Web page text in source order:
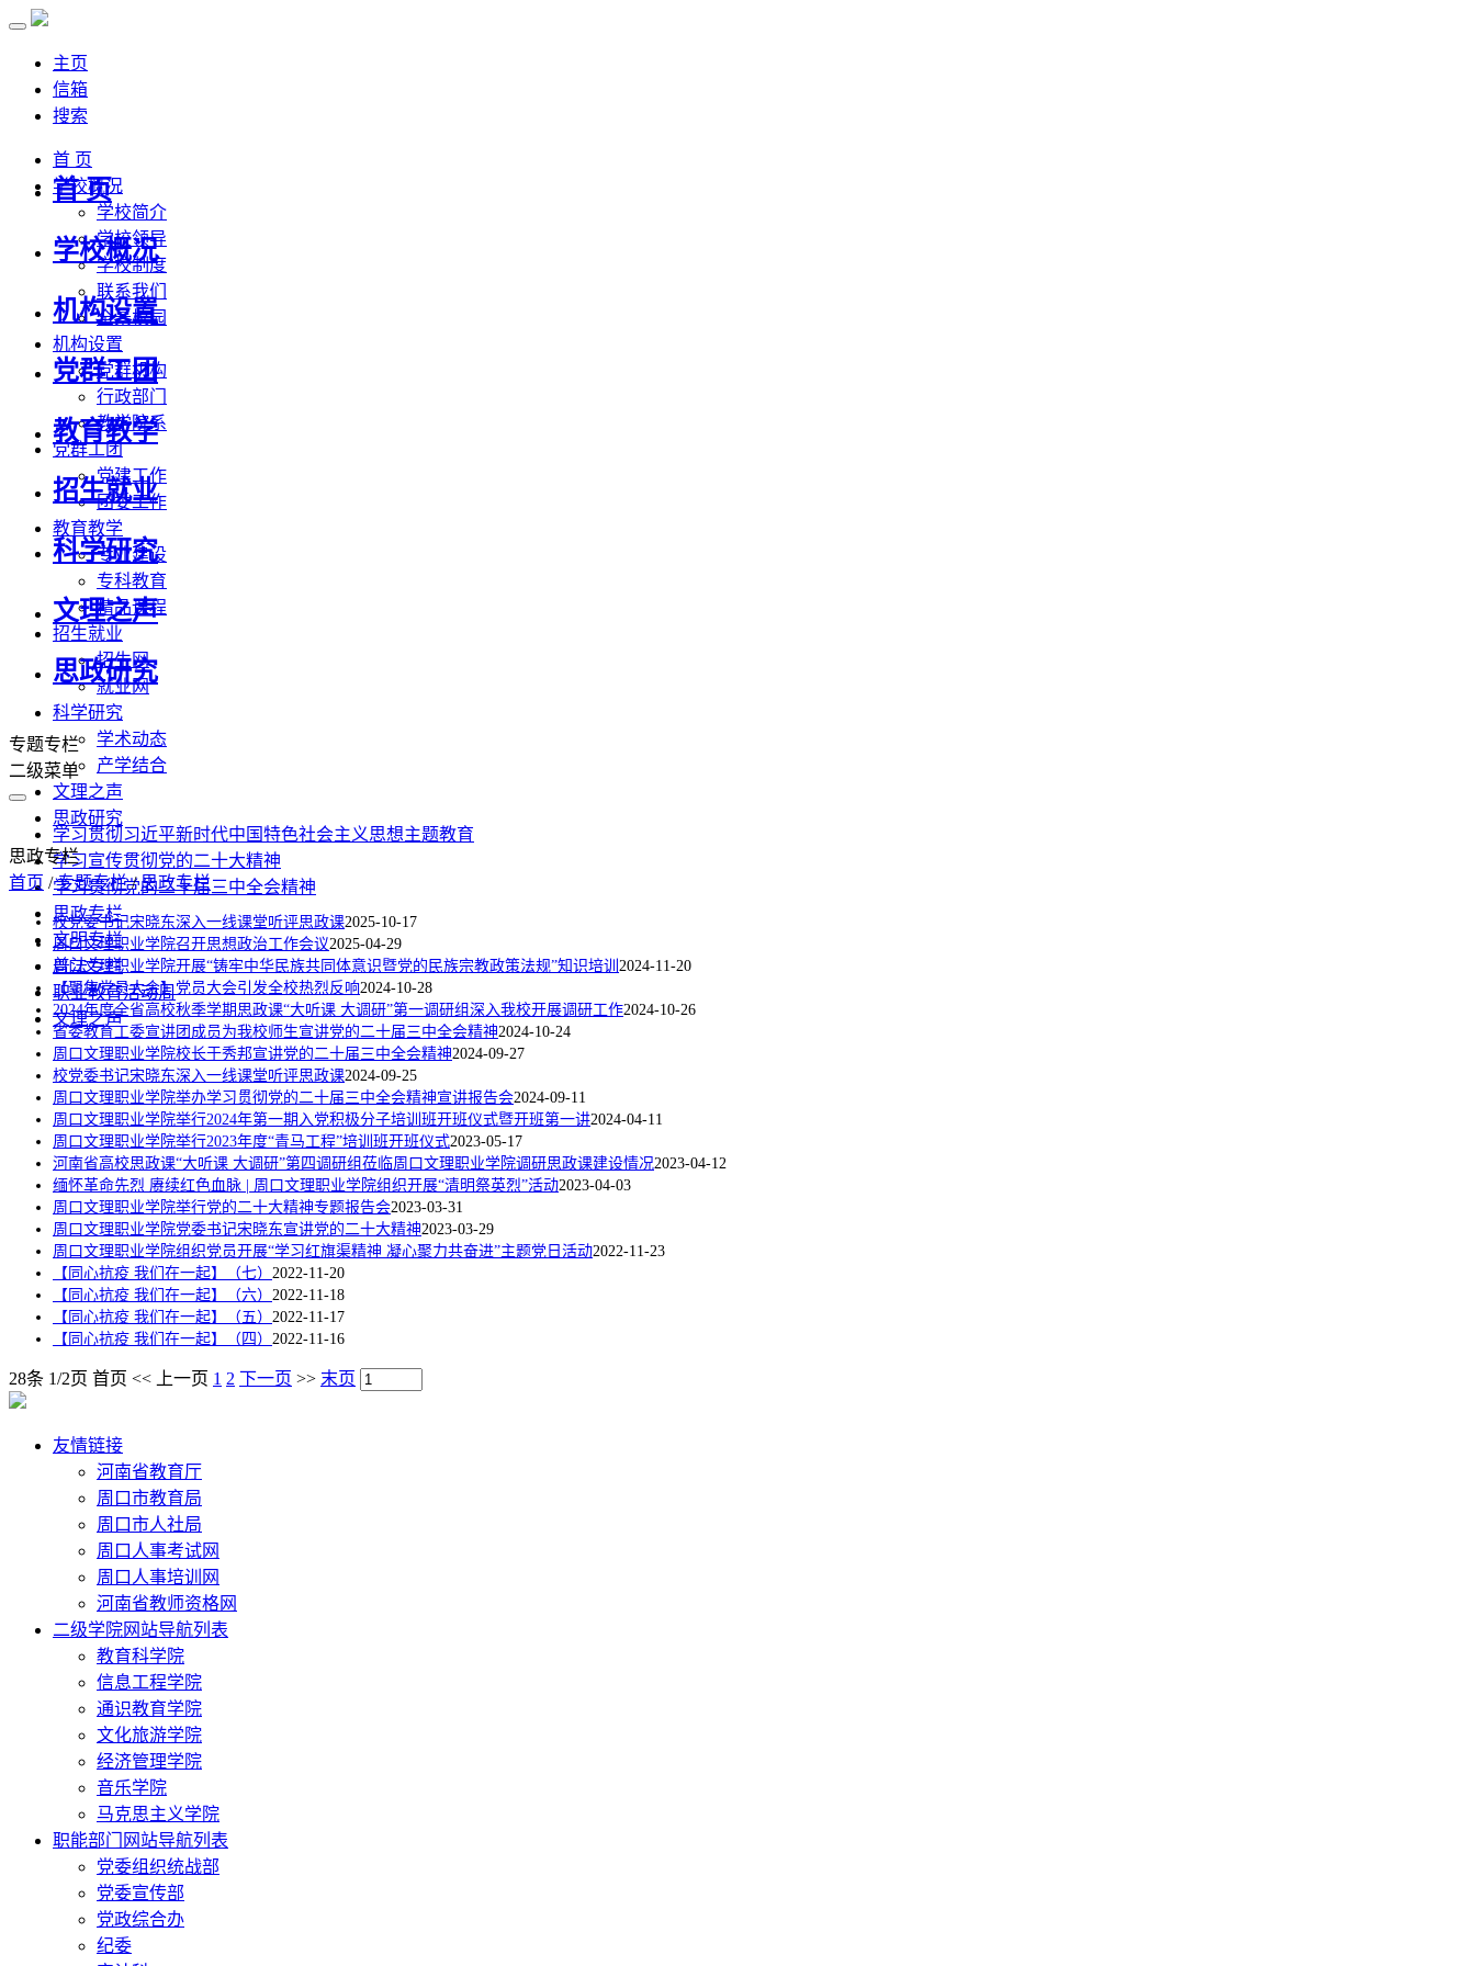
主页
信箱
搜索
首 页
学校概况
学校简介
学校领导
学校制度
联系我们
全景校园
机构设置
党群机构
行政部门
教学院系
党群工团
党建工作
团委工作
教育教学
专业建设
专科教育
精品课程
招生就业
招生网
就业网
科学研究
学术动态
产学结合
文理之声
思政研究
首 页
学校概况
机构设置
党群工团
教育教学
招生就业
科学研究
文理之声
思政研究
专题专栏
二级菜单
学习贯彻习近平新时代中国特色社会主义思想主题教育
学习宣传贯彻党的二十大精神
学习贯彻党的二十届三中全会精神
思政专栏
文明专栏
普法专栏
职业教育活动周
文理之声
思政专栏
首页 /专题专栏/思政专栏
校党委书记宋晓东深入一线课堂听评思政课2025-10-17
周口文理职业学院召开思想政治工作会议2025-04-29
周口文理职业学院开展“铸牢中华民族共同体意识暨党的民族宗教政策法规”知识培训 2024-11-20
【聚焦党员大会】党员大会引发全校热烈反响2024-10-28
2024年度全省高校秋季学期思政课“大听课 大调研”第一调研组深入我校开展调研工作2024-10-26
省委教育工委宣讲团成员为我校师生宣讲党的二十届三中全会精神2024-10-24
周口文理职业学院校长于秀邦宣讲党的二十届三中全会精神2024-09-27
校党委书记宋晓东深入一线课堂听评思政课2024-09-25
周口文理职业学院举办学习贯彻党的二十届三中全会精神宣讲报告会2024-09-11
周口文理职业学院举行2024年第一期入党积极分子培训班开班仪式暨开班第一讲2024-04-11
周口文理职业学院举行2023年度“青马工程”培训班开班仪式2023-05-17
河南省高校思政课“大听课 大调研”第四调研组莅临周口文理职业学院调研思政课建设情况2023-04-12
缅怀革命先烈 赓续红色血脉 | 周口文理职业学院组织开展“清明祭英烈”活动2023-04-03
周口文理职业学院举行党的二十大精神专题报告会2023-03-31
周口文理职业学院党委书记宋晓东宣讲党的二十大精神2023-03-29
周口文理职业学院组织党员开展“学习红旗渠精神 凝心聚力共奋进”主题党日活动2022-11-23
【同心抗疫 我们在一起】（七） 2022-11-20
【同心抗疫 我们在一起】（六） 2022-11-18
【同心抗疫 我们在一起】（五） 2022-11-17
【同心抗疫 我们在一起】（四） 2022-11-16
28条 1/2页 首页 << 上一页 1 2 下一页 >> 末页
友情链接
河南省教育厅
周口市教育局
周口市人社局
周口人事考试网
周口人事培训网
河南省教师资格网
二级学院网站导航列表
教育科学院
信息工程学院
通识教育学院
文化旅游学院
经济管理学院
音乐学院
马克思主义学院
职能部门网站导航列表
党委组织统战部
党委宣传部
党政综合办
纪委